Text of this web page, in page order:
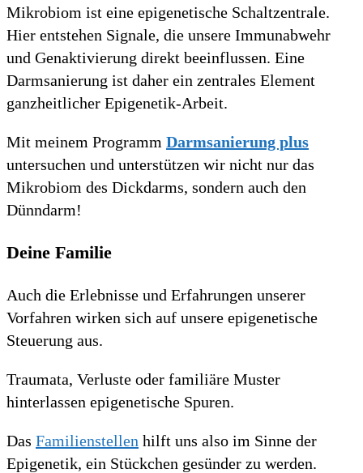
Mikrobiom ist eine epigenetische Schaltzentrale.
Hier entstehen Signale, die unsere Immunabwehr
und Genaktivierung direkt beeinflussen. Eine
Darmsanierung ist daher ein zentrales Element
ganzheitlicher Epigenetik-Arbeit.
Mit meinem Programm Darmsanierung plus
untersuchen und unterstützen wir nicht nur das
Mikrobiom des Dickdarms, sondern auch den
Dünndarm!
Deine Familie
Auch die Erlebnisse und Erfahrungen unserer
Vorfahren wirken sich auf unsere epigenetische
Steuerung aus.
Traumata, Verluste oder familiäre Muster
hinterlassen epigenetische Spuren.
Das Familienstellen hilft uns also im Sinne der
Epigenetik, ein Stückchen gesünder zu werden.